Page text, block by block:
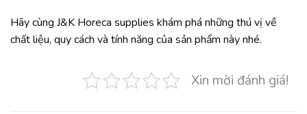
Hãy cùng J&K Horeca supplies khám phá những thú vị về
chất liệu, quy cách và tính năng của sản phẩm này nhé.
Xin mời đánh giá!